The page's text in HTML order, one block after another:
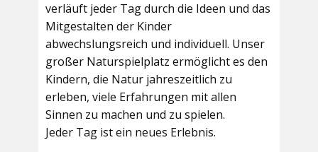
verläuft jeder Tag durch die Ideen und das
Mitgestalten der Kinder
abwechslungsreich und individuell. Unser
großer Naturspielplatz ermöglicht es den
Kindern, die Natur jahreszeitlich zu
erleben, viele Erfahrungen mit allen
Sinnen zu machen und zu spielen.
Jeder Tag ist ein neues Erlebnis.